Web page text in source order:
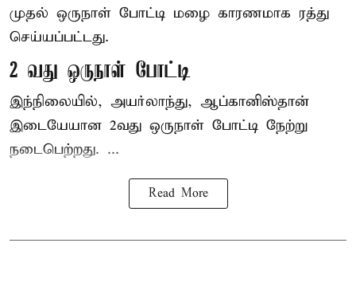
முதல் ஒருநாள் போட்டி மழை காரணமாக ரத்து
செய்யப்பட்டது.
2 வது ஒருநாள் போட்டி
இந்நிலையில், அயர்லாந்து, ஆப்கானிஸ்தான்
இடையேயான 2வது ஒருநாள் போட்டி நேற்று
நடைபெற்றது. ...
Read More